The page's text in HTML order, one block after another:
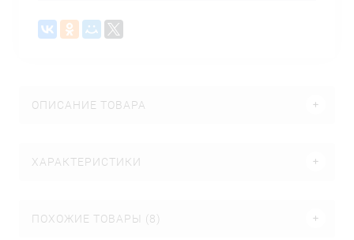
ОПИСАНИЕ ТОВАРА
ХАРАКТЕРИСТИКИ
ПОХОЖИЕ ТОВАРЫ (8)